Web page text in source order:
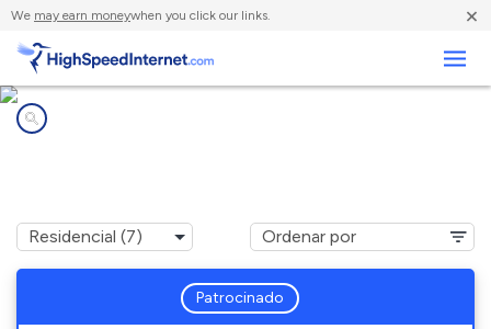
We may earn moneywhen you click our links. ×
Patrocinado